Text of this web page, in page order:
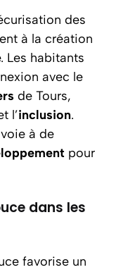
des
à la création
Les habitants
avec le
de Tours,
l’inclusion.
à de
pour
dans les
favorise un